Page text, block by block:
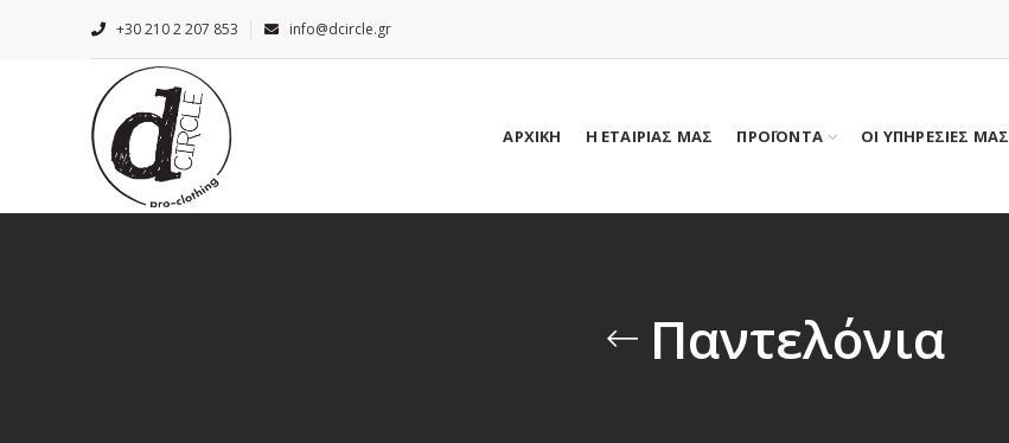
+30 210 2 207 853 info@dcircle.gr
ΑΡΧΙΚΗ Η ΕΤΑΙΡΙΑΣ ΜΑΣ ΠΡΟΪΟΝΤΑ ΟΙ ΥΠΗΡΕΣΙΕΣ ΜΑΣ
Παντελόνια